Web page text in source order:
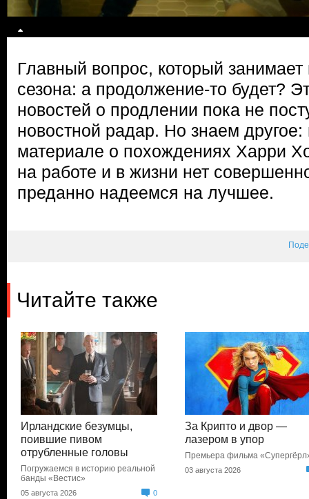
Главный вопрос, который занимает
сезона: а продолжение-то будет?
новостей о продлении пока не
новостной радар. Но знаем другое:
материале о похождениях Харри
на работе и в жизни нет
преданно надеемся на лучшее.
Читайте также
Ирландские безумцы,
поившие пивом
отрубленные головы
Погружаемся в историю реальной
банды «Вестис»
05 августа 2026 0
За Крипто и двор —
лазером в упор
Премьера фильма
03 августа 2026